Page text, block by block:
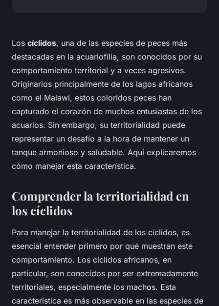
Los cíclidos, una de las especies de peces más
destacadas en la acuariofilia, son conocidos por su
comportamiento territorial y a veces agresivos.
Originarios principalmente de los lagos africanos
como el Malawi, estos coloridos peces han
capturado el corazón de muchos entusiastas de los
acuarios. Sin embargo, su territorialidad puede
representar un desafío a la hora de mantener un
tanque armonioso y saludable. Aquí explicaremos
cómo manejar esta característica.
Comprender la territorialidad en
los cíclidos
Para manejar la territorialidad de los cíclidos, es
esencial entender primero por qué muestran este
comportamiento. Los cíclidos africanos, en
particular, son conocidos por ser extremadamente
territoriales, especialmente los machos. Esta
característica es más observable en las especies de